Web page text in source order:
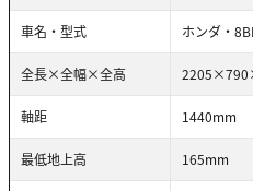
車名・型式 ホンダ・
全長×全幅×全高
軸距 1440mm
最低地上高 165mm